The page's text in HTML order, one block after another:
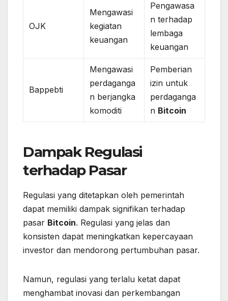
OJK
Mengawasi
kegiatan
keuangan
Pengawasa
n terhadap
lembaga
keuangan
Bappebti
Mengawasi
perdaganga
n berjangka
komoditi
Pemberian
izin untuk
perdaganga
n Bitcoin
Dampak Regulasi
terhadap Pasar
Regulasi yang ditetapkan oleh pemerintah
dapat memiliki dampak signifikan terhadap
pasar Bitcoin. Regulasi yang jelas dan
konsisten dapat meningkatkan kepercayaan
investor dan mendorong pertumbuhan pasar.
Namun, regulasi yang terlalu ketat dapat
menghambat inovasi dan perkembangan